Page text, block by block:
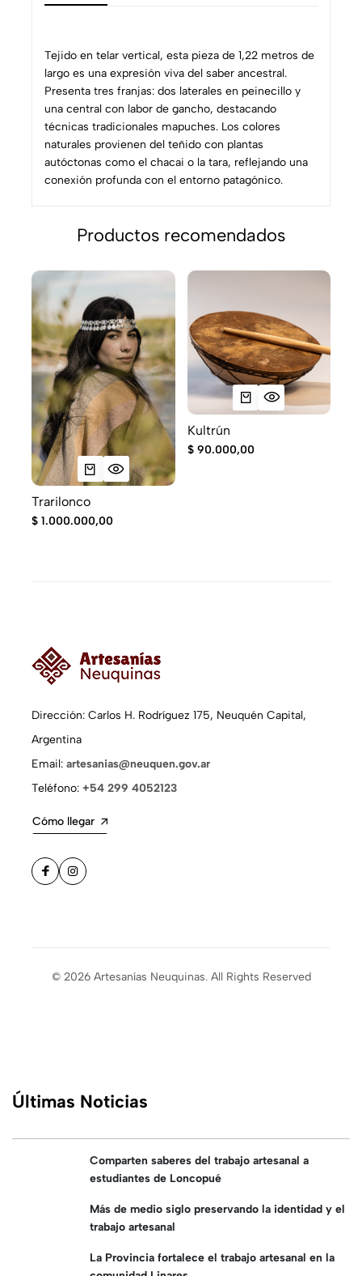
Tejido en telar vertical, esta pieza de 1,22 metros de
largo es una expresión viva del saber ancestral.
Presenta tres franjas: dos laterales en peinecillo y
una central con labor de gancho, destacando
técnicas tradicionales mapuches. Los colores
naturales provienen del teñido con plantas
autóctonas como el chacai o la tara, reflejando una
conexión profunda con el entorno patagónico.
Productos recomendados
Trarilonco
$ 1.000.000,00
Kultrún
$90.000,00
Dirección: Carlos H. Rodríguez 175, Neuquén Capital,
Argentina
Email: artesanias@neuquen.gov.ar
Teléfono: +54 299 4052123
Cómo llegar
© 2026 Artesanías Neuquinas. All Rights Reserved
Últimas Noticias
Comparten saberes del trabajo artesanal a
estudiantes de Loncopué
Más de medio siglo preservando la identidad y el
trabajo artesanal
La Provincia fortalece el trabajo artesanal en la